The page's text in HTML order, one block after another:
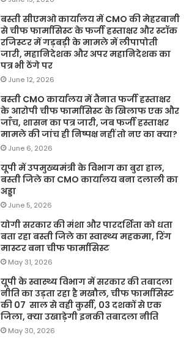
बस्ती सीएमओ कार्यालय में CMO की मेहरबानी
से चीफ फार्मासिस्ट के फर्जी हस्ताक्षर और स्टॉक
रजिस्टर में गड़बड़ी के मामले में लीपापोती
जारी, महानिदेशक और अपर महानिदेशक का
पत्र भी ठेंगे पर
June 12, 2026
बस्ती CMO कार्यालय में तैनात फर्जी हस्ताक्षर
के आरोपी चीफ फार्मासिस्ट के खिलाफ एक और
जाँच, शासन का पत्र जारी, जब फर्जी हस्ताक्षर
मामले की जांच ही निष्पक्ष नहीं तो नए का क्या?
June 6, 2026
यूपी में उपमुख्यमंत्री के विभाग का बुरा हाल,
बस्ती जिले का CMO कार्यालय बना दलाली का
अड्डा
June 5, 2026
योगी सरकार की मंशा और पारदर्शिता को धता
बता रहा बस्ती जिले का स्वास्थ्य महकमा, रिंग
मास्टर बना चीफ फार्मासिस्ट
May 31, 2026
यूपी के स्वास्थ्य विभाग में सरकार की तबादला
नीति का उड़ता रहा है मखौल, चीफ फार्मासिस्ट
की 07 साल से वही कुर्सी, 03 दशकों से एक
जिला, क्या उखाड़ेगी इनकी तबादला नीति
May 30, 2026